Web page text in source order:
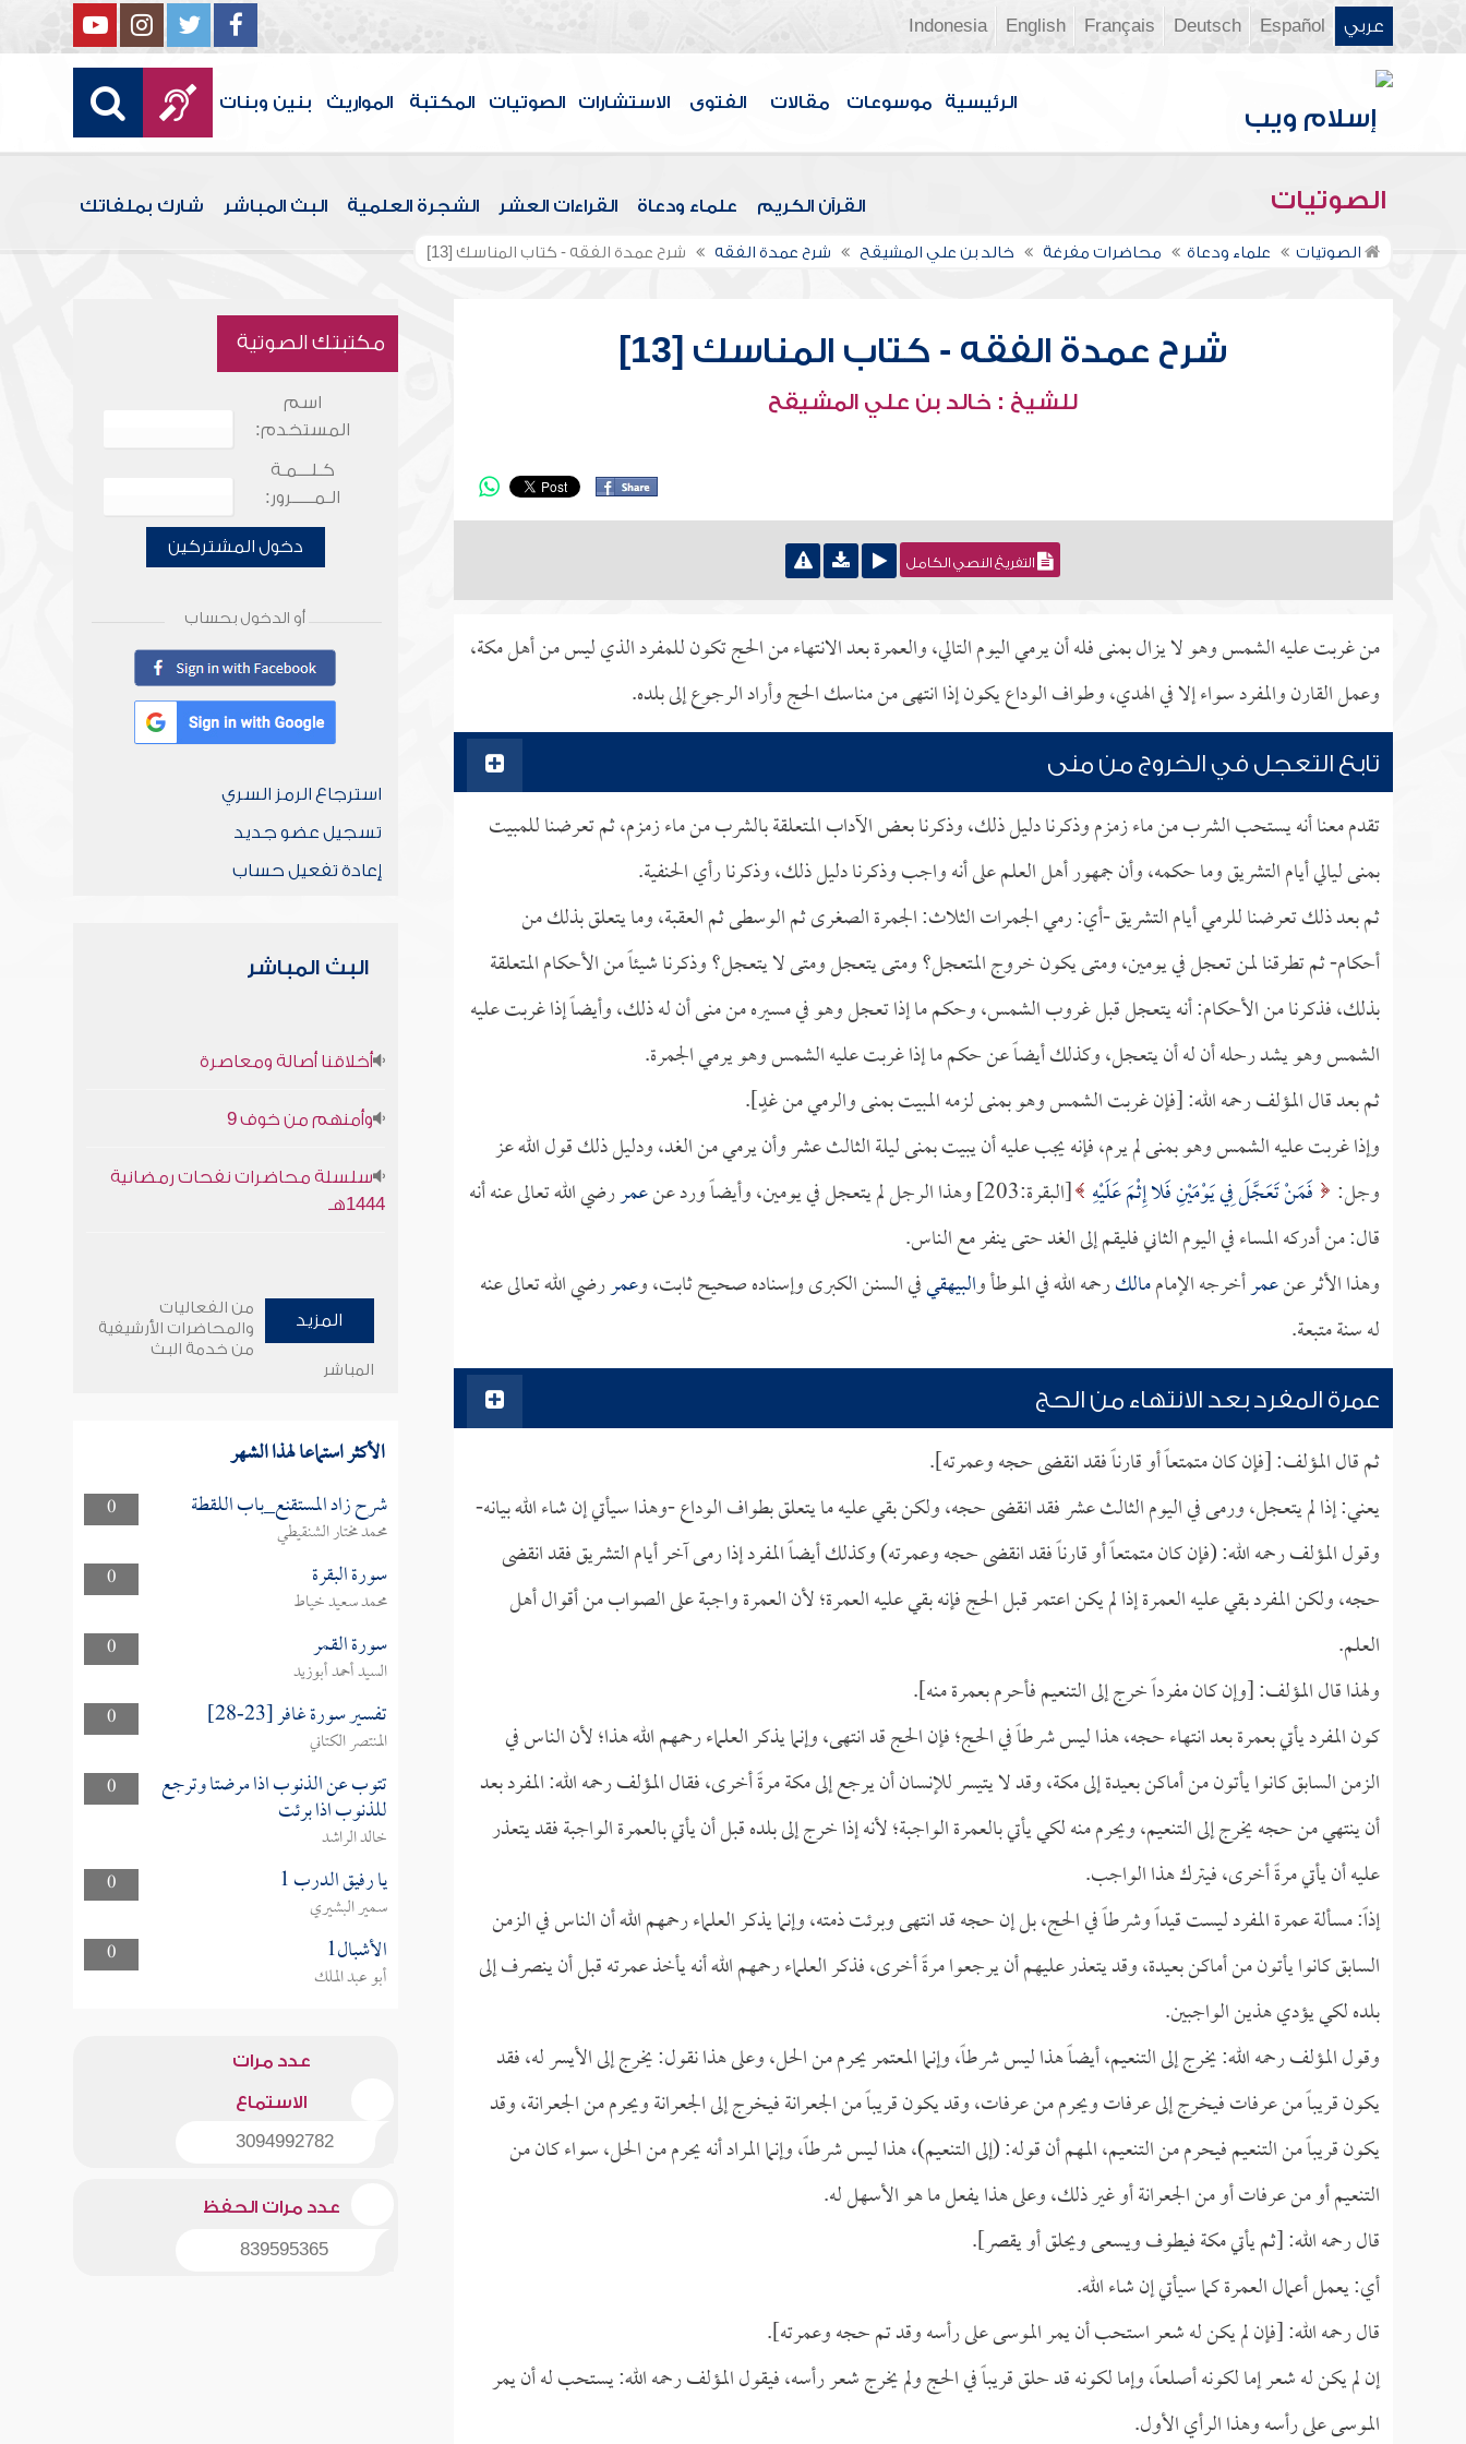
عربي Español
Deutsch
Français
English
Indonesia
الرئيسية موسوعات مقالات الفتوى الاستشارات الصوتيات المكتبة المواريث بنين وبنات
الصوتيات القرآن الكريم علماء ودعاة القراءات العشر الشجرة العلمية البث المباشر شارك بملفاتك
الصوتيات علماء ودعاة محاضرات مفرغة خالد بن علي المشيقح شرح عمدة الفقه شرح عمدة الفقه - كتاب المناسك [13]
شرح عمدة الفقه - كتاب المناسك [13]
للشيخ : خالد بن علي المشيقح
التفريغ النصي الكامل
من غربت عليه الشمس وهو لا يزال بمنى فله أن يرمي اليوم التالي، والعمرة بعد الانتهاء من الحج تكون للمفرد الذي ليس من أهل مكة،
وعمل القارن والمفرد سواء إلا في الهدي، وطواف الوداع يكون إذا انتهى من مناسك الحج وأراد الرجوع إلى بلده.
تابع التعجل في الخروج من منى
تقدم معنا أنه يستحب الشرب من ماء زمزم وذكرنا دليل ذلك، وذكرنا بعض الآداب المتعلقة بالشرب من ماء زمزم، ثم تعرضنا للمبيت
بمنى ليالي أيام التشريق وما حكمه، وأن جمهور أهل العلم على أنه واجب وذكرنا دليل ذلك، وذكرنا رأي الحنفية.
ثم بعد ذلك تعرضنا للرمي أيام التشريق -أي: رمي الجمرات الثلاث: الجمرة الصغرى ثم الوسطى ثم العقبة، وما يتعلق بذلك من
أحكام- ثم تطرقنا لمن تعجل في يومين، ومتى يكون خروج المتعجل؟ ومتى يتعجل ومتى لا يتعجل؟ وذكرنا شيئاً من الأحكام المتعلقة
بذلك، فذكرنا من الأحكام: أنه يتعجل قبل غروب الشمس، وحكم ما إذا تعجل وهو في مسيره من منى أن له ذلك، وأيضاً إذا غربت عليه
الشمس وهو يشد رحله أن له أن يتعجل، وكذلك أيضاً عن حكم ما إذا غربت عليه الشمس وهو يرمي الجمرة.
ثم بعد قال المؤلف رحمه الله: [فإن غربت الشمس وهو بمنى لزمه المبيت بمنى والرمي من غدٍ].
وإذا غربت عليه الشمس وهو بمنى لم يرم، فإنه يجب عليه أن يبيت بمنى ليلة الثالث عشر وأن يرمي من الغد، ودليل ذلك قول الله عز
وجل:
فَمَنْ تَعَجَّلَ فِي يَوْمَيْنِ فَلا إِثْمَ عَلَيْهِ [البقرة:203] وهذا الرجل لم يتعجل في يومين، وأيضاً ورد عن عمررضي الله تعالى عنه أنه
قال: من أدركه المساء في اليوم الثاني فليقم إلى الغد حتى ينفر مع الناس.
وهذا الأثر عنعمرأخرجه الإماممالكرحمه الله في الموطأ والبيهقيفي السنن الكبرى وإسناده صحيح ثابت، وعمررضي الله تعالى عنه
له سنة متبعة.
عمرة المفرد بعد الانتهاء من الحج
ثم قال المؤلف: [فإن كان متمتعاً أو قارناً فقد انقضى حجه وعمرته].
يعني: إذا لم يتعجل، ورمى في اليوم الثالث عشر فقد انقضى حجه، ولكن بقي عليه ما يتعلق بطواف الوداع -وهذا سيأتي إن شاء الله بيانه-
وقول المؤلف رحمه الله: (فإن كان متمتعاً أو قارناً فقد انقضى حجه وعمرته) وكذلك أيضاً المفرد إذا رمى آخر أيام التشريق فقد انقضى
حجه، ولكن المفرد بقي عليه العمرة إذا لم يكن اعتمر قبل الحج فإنه بقي عليه العمرة؛ لأن العمرة واجبة على الصواب من أقوال أهل
العلم.
ولهذا قال المؤلف: [وإن كان مفرداً خرج إلى التنعيم فأحرم بعمرة منه].
كون المفرد يأتي بعمرة بعد انتهاء حجه، هذا ليس شرطاً في الحج؛ فإن الحج قد انتهى، وإنما يذكر العلماء رحمهم الله هذا؛ لأن الناس في
الزمن السابق كانوا يأتون من أماكن بعيدة إلى مكة، وقد لا يتيسر للإنسان أن يرجع إلى مكة مرةً أخرى، فقال المؤلف رحمه الله: المفرد بعد
أن ينتهي من حجه يخرج إلى التنعيم، ويحرم منه لكي يأتي بالعمرة الواجبة؛ لأنه إذا خرج إلى بلده قبل أن يأتي بالعمرة الواجبة فقد يتعذر
عليه أن يأتي مرةً أخرى، فيترك هذا الواجب.
إذاً: مسألة عمرة المفرد ليست قيداً وشرطاً في الحج، بل إن حجه قد انتهى وبرئت ذمته، وإنما يذكر العلماء رحمهم الله أن الناس في الزمن
السابق كانوا يأتون من أماكن بعيدة، وقد يتعذر عليهم أن يرجعوا مرةً أخرى، فذكر العلماء رحمهم الله أنه يأخذ عمرته قبل أن ينصرف إلى
بلده لكي يؤدي هذين الواجبين.
وقول المؤلف رحمه الله: يخرج إلى التنعيم، أيضاً هذا ليس شرطاً، وإنما المعتمر يحرم من الحل، وعلى هذا نقول: يخرج إلى الأيسر له، فقد
يكون قريباً من عرفات فيخرج إلى عرفات ويحرم من عرفات، وقد يكون قريباً من الجعرانة فيخرج إلى الجعرانة ويحرم من الجعرانة، وقد
يكون قريباً من التنعيم فيحرم من التنعيم، المهم أن قوله: (إلى التنعيم)، هذا ليس شرطاً، وإنما المراد أنه يحرم من الحل، سواء كان من
التنعيم أو من عرفات أو من الجعرانة أو غير ذلك، وعلى هذا يفعل ما هو الأسهل له.
قال رحمه الله: [ثم يأتي مكة فيطوف ويسعى ويحلق أو يقصر].
أي: يعمل أعمال العمرة كما سيأتي إن شاء الله.
قال رحمه الله: [فإن لم يكن له شعر استحب أن يمر الموسى على رأسه وقد تم حجه وعمرته].
إن لم يكن له شعر إما لكونه أصلعاً، وإما لكونه قد حلق قريباً في الحج ولم يخرج شعر رأسه، فيقول المؤلف رحمه الله: يستحب له أن يمر
الموسى على رأسه وهذا الرأي الأول.
مكتبتك الصوتية
اسم
المستخدم:
كـلـــمـة
الـمـــــرور:
دخول المشتركين
أو الدخول بحساب
استرجاع الرمز السري
تسجيل عضو جديد
إعادة تفعيل حساب
البث المباشر
أخلاقنا أصالة ومعاصرة
وأمنهم من خوف 9
سلسلة محاضرات نفحات رمضانية
1444هـ
المزيد
من الفعاليات
والمحاضرات الأرشيفية
من خدمة البث
المباشر
الأكثر استماعا لهذا الشهر
0 شرح زاد المستقنع_باب اللقطة
محمد مختار الشنقيطي
0
سورة البقرة
محمد سعيد خياط
0
سورة القمر
السيد أحمد أبوزيد
0
تفسير سورة غافر [23-28]
المنتصر الكتاني
0
تتوب عن الذنوب اذا مرضتا وترجع
للذنوب اذا برئت
خالد الراشد
0
يا رفيق الدرب 1
سمير البشيري
0
الأشبال1
أبو عبد الملك
عدد مرات
الاستماع
3094992782
عدد مرات الحفظ
839595365